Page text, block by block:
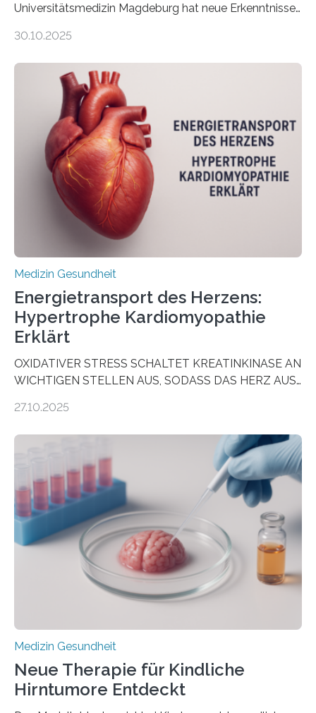
Universitätsmedizin Magdeburg hat neue Erkenntnisse
behandelt werden kann. In ihrer aktuellen Studie,
Oncology, zeigen die Forschenden, dass Mini-Tumore
aus Gewebe von Patientinnen und Patienten –
sogenannte Organoide – genutzt werden können, um
vorab zu prüfen, welche Medikamente am besten
wirken. Dabei wurde ein Eiweiß identifiziert, das künftig
als Biomarker für die Wahl der passenden Therapie
dienen könnte. Darmkrebs zählt weltweit zu den
häufigsten Krebsarten und stellt…
30.10.2025
Medizin Gesundheit
Energietransport des Herzens:
Hypertrophe Kardiomyopathie
Erklärt
OXIDATIVER STRESS SCHALTET KREATINKINASE AN
WICHTIGEN STELLEN AUS, SODASS DAS HERZ AUS
aus dem Deutschen Zentrum für Herzinsuffizienz
im Journal Circulation, warum der Energietransport bei
der Hypertrophen Kardiomyopathie (HCM) versagen
kann und wie sich durch eine Verringerung der
Herzbelastung und des oxidativen Stresses
Rhythmusstörungen reduzieren lassen. Würzburg. Die
hypertrophe Kardiomyopathie (HCM) ist die häufigste
erblich bedingte Herzerkrankung. Sie führt dazu, dass
sich die linke Herzkammer verdickt, der Herzmuskel zu
stark kontrahiert…
27.10.2025
Medizin Gesundheit
Neue Therapie für Kindliche
Hirntumore Entdeckt